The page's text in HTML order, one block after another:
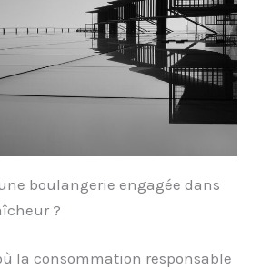
boulangerie engagée dans
?
la consommation responsable